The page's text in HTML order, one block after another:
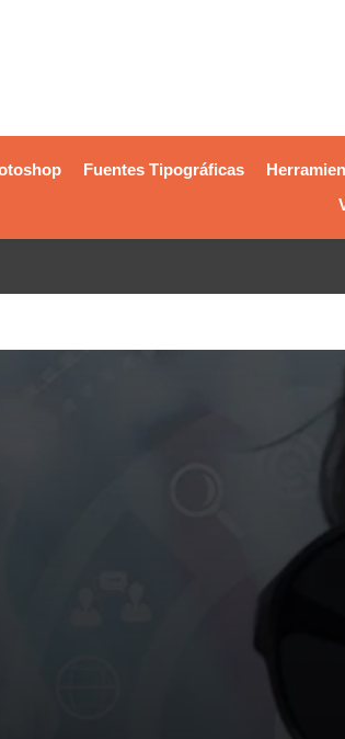
Fuentes Tipográficas